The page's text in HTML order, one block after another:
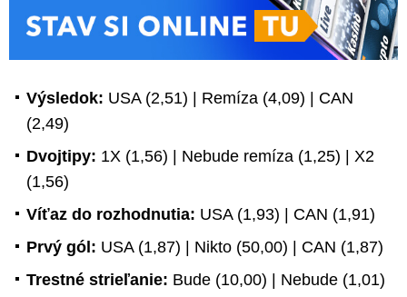
Výsledok: USA (2,51) | Remíza (4,09) | CAN
(2,49)
Dvojtipy: 1X (1,56) | Nebude remíza (1,25) | X2
(1,56)
Víťaz do rozhodnutia: USA (1,93) | CAN (1,91)
Prvý gól: USA (1,87) | Nikto (50,00) | CAN (1,87)
Trestné strieľanie: Bude (10,00) | Nebude (1,01)